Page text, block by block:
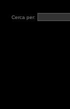
Cerca per: